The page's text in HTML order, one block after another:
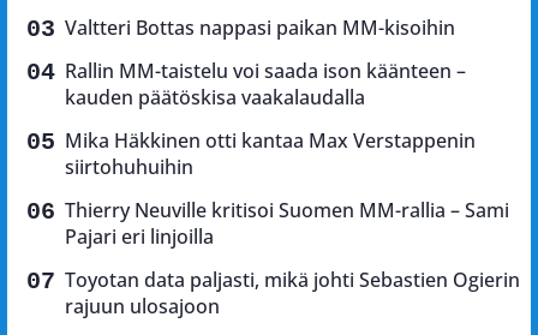
Valtteri Bottas nappasi paikan MM-kisoihin
Rallin MM-taistelu voi saada ison käänteen –
kauden päätöskisa vaakalaudalla
Mika Häkkinen otti kantaa Max Verstappenin
siirtohuhuihin
Thierry Neuville kritisoi Suomen MM-rallia – Sami
Pajari eri linjoilla
Toyotan data paljasti, mikä johti Sebastien Ogierin
rajuun ulosajoon